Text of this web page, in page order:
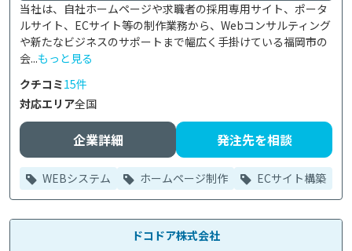
当社は、自社ホームページや求職者の採用専用サイト、ポータ
ルサイト、ECサイト等の制作業務から、Webコンサルティング
や新たなビジネスのサポートまで幅広く手掛けている福岡市の
会...もっと見る
クチコミ15件
対応エリア全国
企業詳細 発注先を相談
WEBシステム ホームページ制作 ECサイト構築
ドコドア株式会社